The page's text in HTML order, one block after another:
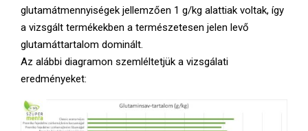
glutamátmennyiségek jellemzően 1 g/kg alattiak voltak, így
a vizsgált termékekben a természetesen jelen levő
glutamáttartalom dominált.
Az alábbi diagramon szemléltetjük a vizsgálati
eredményeket: